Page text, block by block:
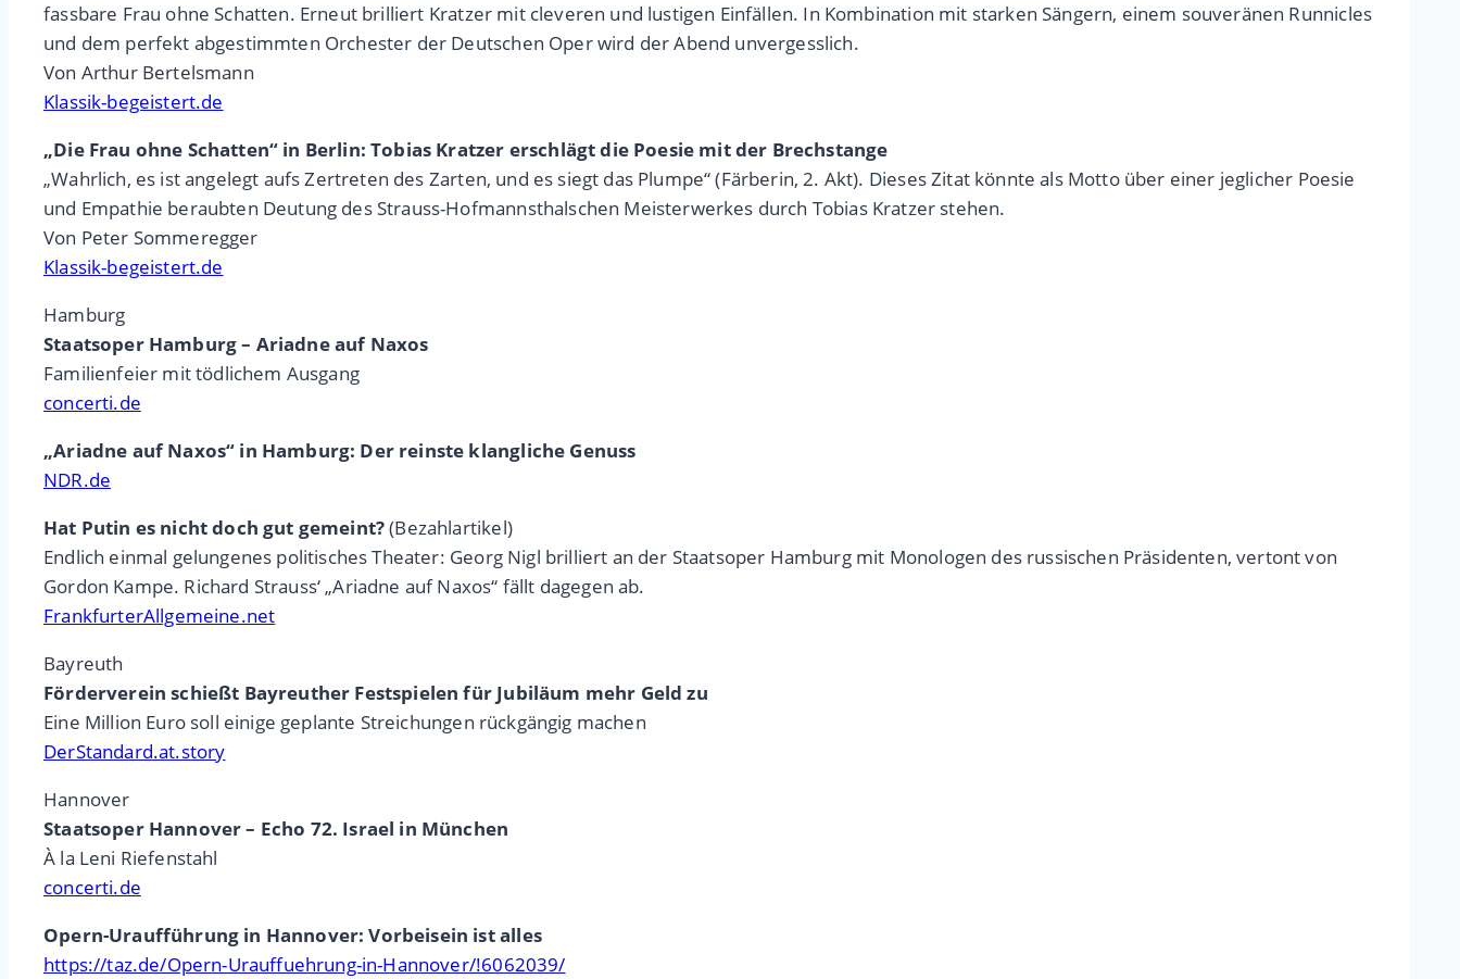
fassbare Frau ohne Schatten. Erneut brilliert Kratzer mit cleveren und lustigen Einfällen. In Kombination mit starken Sängern, einem souveränen Runnicles
und dem perfekt abgestimmten Orchester der Deutschen Oper wird der Abend unvergesslich.
Von Arthur Bertelsmann
Klassik-begeistert.de
„Die Frau ohne Schatten“ in Berlin: Tobias Kratzer erschlägt die Poesie mit der Brechstange
„Wahrlich, es ist angelegt aufs Zertreten des Zarten, und es siegt das Plumpe“ (Färberin, 2. Akt). Dieses Zitat könnte als Motto über einer jeglicher Poesie
und Empathie beraubten Deutung des Strauss-Hofmannsthalschen Meisterwerkes durch Tobias Kratzer stehen.
Von Peter Sommeregger
Klassik-begeistert.de
Hamburg
Staatsoper Hamburg – Ariadne auf Naxos
Familienfeier mit tödlichem Ausgang
concerti.de
„Ariadne auf Naxos“ in Hamburg: Der reinste klangliche Genuss
NDR.de
Hat Putin es nicht doch gut gemeint?(Bezahlartikel)
Endlich einmal gelungenes politisches Theater: Georg Nigl brilliert an der Staatsoper Hamburg mit Monologen des russischen Präsidenten, vertont von
Gordon Kampe. Richard Strauss‘ „Ariadne auf Naxos“ fällt dagegen ab.
FrankfurterAllgemeine.net
Bayreuth
Förderverein schießt Bayreuther Festspielen für Jubiläum mehr Geld zu
Eine Million Euro soll einige geplante Streichungen rückgängig machen
DerStandard.at.story
Hannover
Staatsoper Hannover – Echo 72. Israel in München
À la Leni Riefenstahl
concerti.de
Opern-Uraufführung in Hannover: Vorbeisein ist alles
https://taz.de/Opern-Urauffuehrung-in-Hannover/!6062039/